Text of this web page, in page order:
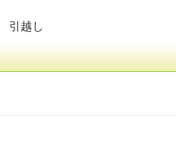
引越し